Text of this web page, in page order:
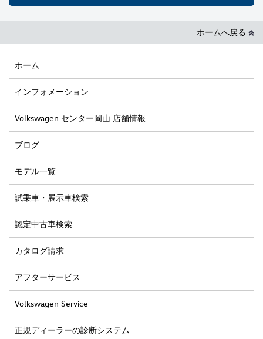
ホームへ戻る
ホーム
インフォメーション
Volkswagen センター岡山 店舗情報
ブログ
モデル一覧
試乗車・展示車検索
認定中古車検索
カタログ請求
アフターサービス
Volkswagen Service
正規ディーラーの診断システム